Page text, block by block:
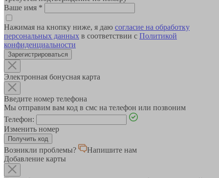
Ваше имя *
Нажимая на кнопку ниже, я даю согласие на обработку
персональных данных в соответствии с Политикой
конфиденциальности
Зарегистрироваться
Электронная бонусная карта
Введите номер телефона
Мы отправим вам код в смс на телефон или позвоним
Телефон:
Изменить номер
Возникли проблемы?
Напишите нам
Добавление карты